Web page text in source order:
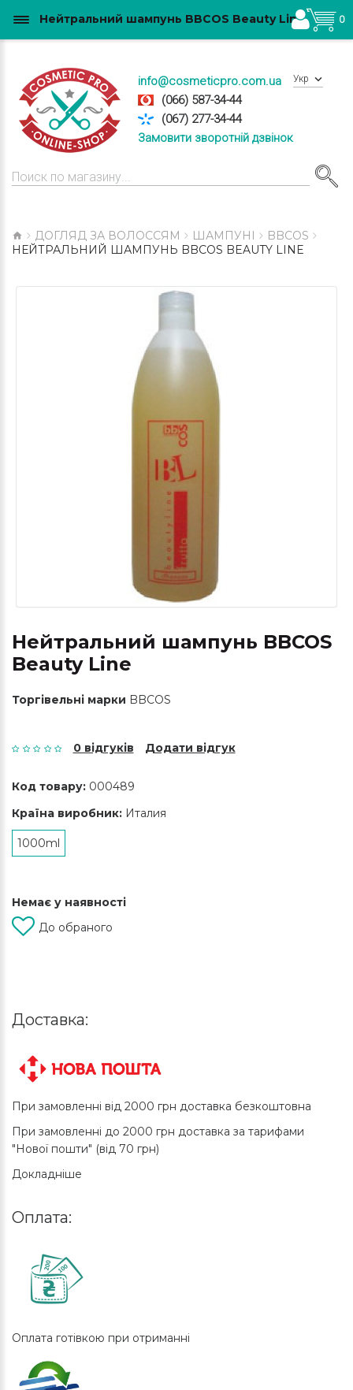
info@cosmeticpro.com.ua
(066) 587-34-44
(067) 277-34-44
Замовити зворотній дзвінок
Укр
0
ДОГЛЯД ЗА ВОЛОССЯМ ШАМПУНІ
BBCOS
НЕЙТРАЛЬНИЙ ШАМПУНЬ BBCOS BEAUTY LINE
Нейтральний шампунь BBCOS
Beauty Line
Торгівельні марки BBCOS
0 відгуків Додати відгук
Код товару: 000489
Країна виробник: Италия
1000ml
Немає у наявності
До обраного
Доставка:
При замовленні від 2000 грн доставка безкоштовна
При замовленні до 2000 грн доставка за тарифами
"Нової пошти" (від 70 грн)
Докладніше
Оплата:
Оплата готівкою при отриманні
Нейтральний шампунь BBCOS Beauty Line купити в Україні